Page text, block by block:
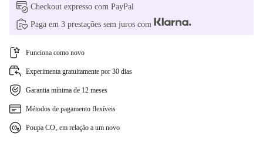
Checkout expresso com PayPal
Paga em 3 prestações sem juros com
Funciona como novo
Experimenta gratuitamente por 30 dias
Garantia mínima de 12 meses
Métodos de pagamento flexíveis
Poupa CO₂ em relação a um novo